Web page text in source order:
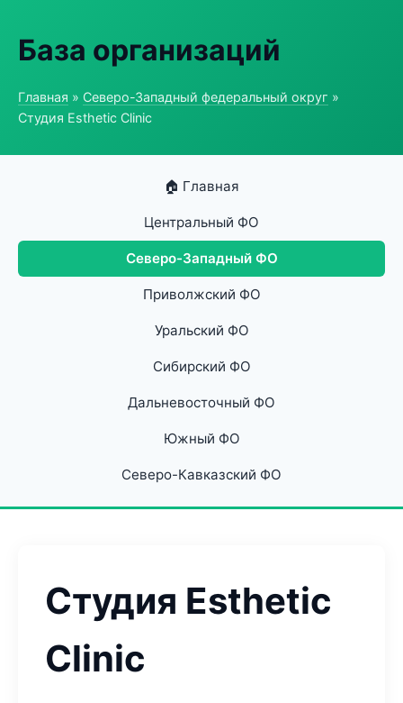
База организаций
Главная » Северо-Западный федеральный округ »
Студия Esthetic Clinic
🏠 Главная
Центральный ФО
Северо-Западный ФО
Приволжский ФО
Уральский ФО
Сибирский ФО
Дальневосточный ФО
Южный ФО
Северо-Кавказский ФО
Студия Esthetic
Clinic